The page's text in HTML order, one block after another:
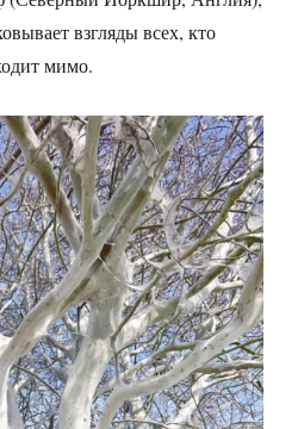
взгляды всех, кто
мимо.